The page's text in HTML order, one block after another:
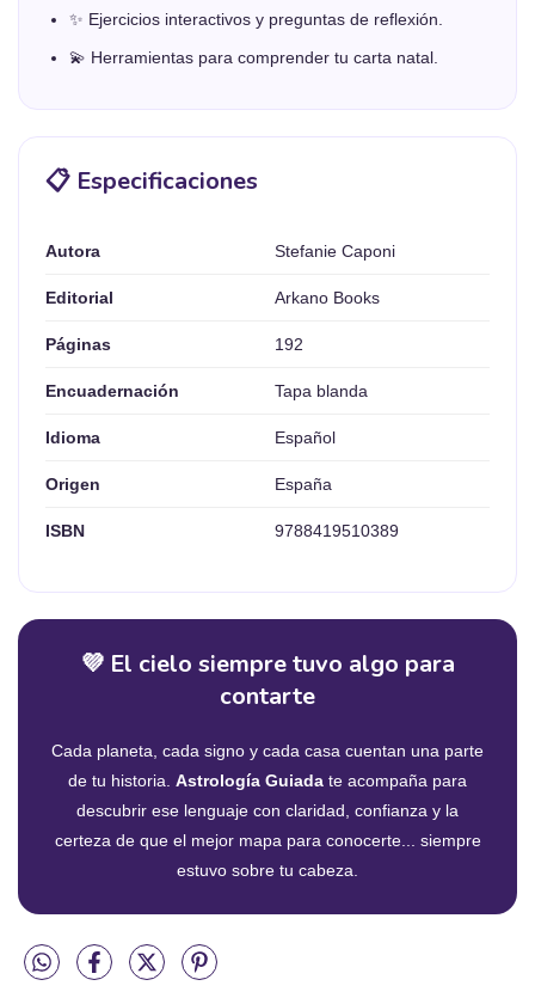
✨ Ejercicios interactivos y preguntas de reflexión.
💫 Herramientas para comprender tu carta natal.
📋 Especificaciones
Autora Stefanie Caponi
Editorial Arkano Books
Páginas 192
Encuadernación Tapa blanda
Idioma Español
Origen España
ISBN 9788419510389
💜 El cielo siempre tuvo algo para
contarte
Cada planeta, cada signo y cada casa cuentan una parte
de tu historia. Astrología Guiada te acompaña para
descubrir ese lenguaje con claridad, confianza y la
certeza de que el mejor mapa para conocerte... siempre
estuvo sobre tu cabeza.